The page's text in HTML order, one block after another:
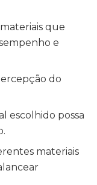
que
e
do
escolhido possa
materiais